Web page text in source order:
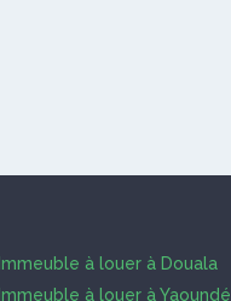
Immeuble à louer à Douala
Immeuble à louer à Yaoundé